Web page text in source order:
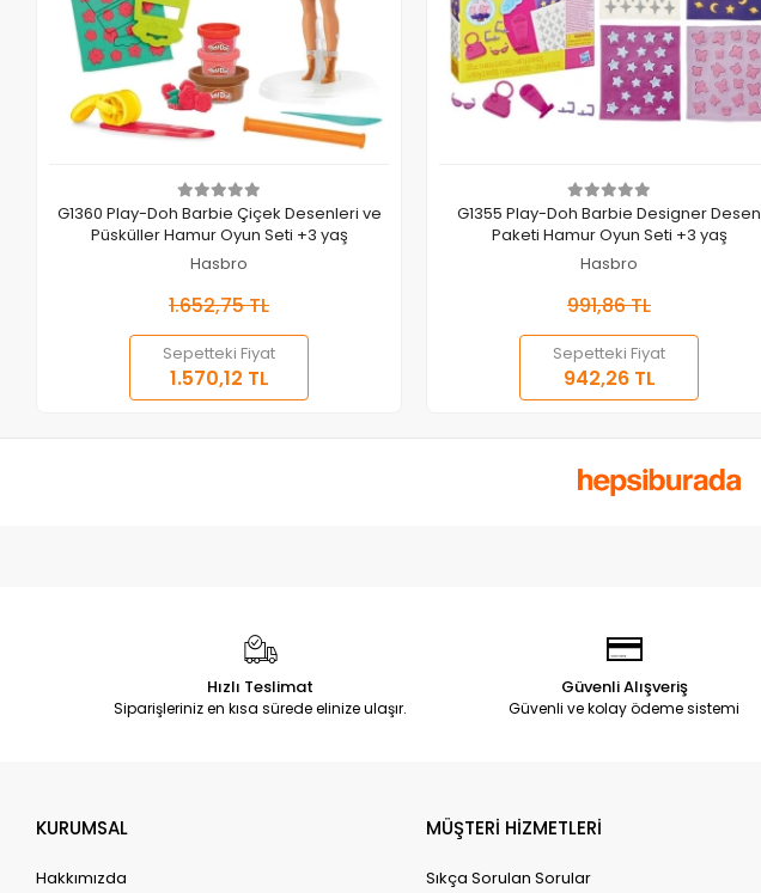
Sepete Ekle
G1360 Play-Doh Barbie Çiçek Desenleri ve
Püsküller Hamur Oyun Seti +3 yaş
Hasbro
1.652,75 TL
Sepetteki Fiyat
1.570,12 TL
Sepete Ekle
G1355 Play-Doh Barbie Designer Desen
Paketi Hamur Oyun Seti +3 yaş
Hasbro
991,86 TL
Sepetteki Fiyat
942,26 TL
Hızlı Teslimat
Siparişleriniz en kısa sürede elinize ulaşır.
Güvenli Alışveriş
Güvenli ve kolay ödeme sistemi
KURUMSAL
Hakkımızda
MÜŞTERİ HİZMETLERİ
Sıkça Sorulan Sorular